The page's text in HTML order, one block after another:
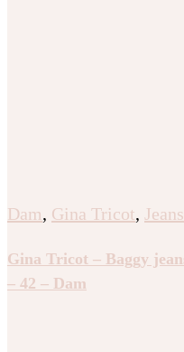
Dam, Gina Tricot, Jeans
Gina Tricot – Baggy
– 42 – Dam